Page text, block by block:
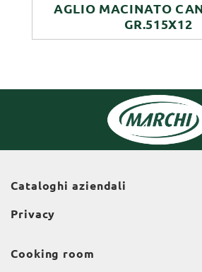
AGLIO MACINATO
GR.515X12
Cataloghi aziendali
Privacy
Cooking room